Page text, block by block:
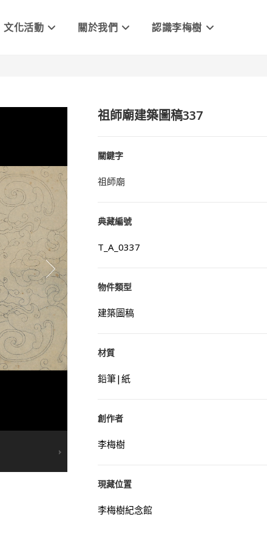
文化活動 關於我們 認識李梅樹
祖師廟建築圖稿337
關鍵字
祖師廟
典藏編號
T_A_0337
物件類型
建築圖稿
材質
鉛筆|紙
創作者
李梅樹
現藏位置
李梅樹紀念館